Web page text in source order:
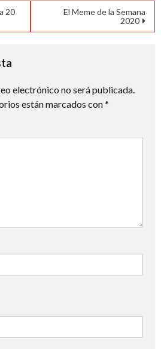
20
El Meme de la Semana
2020
electrónico no será publicada.
están marcados con*